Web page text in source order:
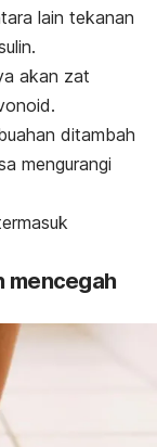
lain tekanan
akan zat
ditambah
mengurangi
mencegah